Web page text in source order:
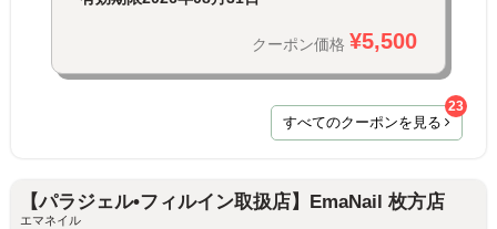
クーポン価格 ¥5,500
すべてのクーポンを見る
23
【パラジェル•フィルイン取扱店】EmaNail 枚方店
エマネイル